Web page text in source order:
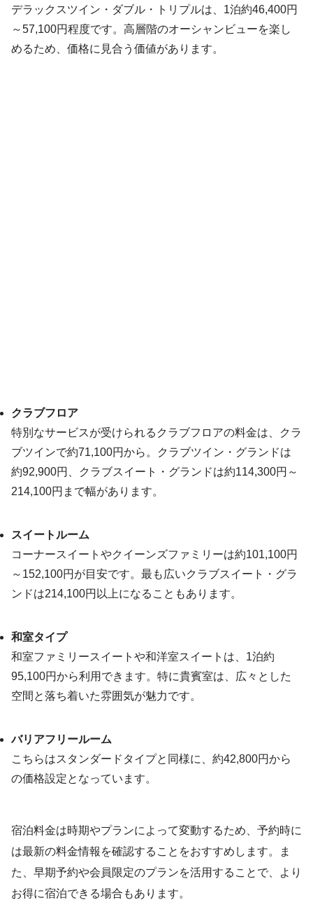
デラックスツイン・ダブル・トリプルは、1泊約46,400円
～57,100円程度です。高層階のオーシャンビューを楽し
めるため、価格に見合う価値があります。
クラブフロア
特別なサービスが受けられるクラブフロアの料金は、クラ
ブツインで約71,100円から。クラブツイン・グランドは
約92,900円、クラブスイート・グランドは約114,300円～
214,100円まで幅があります。
スイートルーム
コーナースイートやクイーンズファミリーは約101,100円
～152,100円が目安です。最も広いクラブスイート・グラ
ンドは214,100円以上になることもあります。
和室タイプ
和室ファミリースイートや和洋室スイートは、1泊約
95,100円から利用できます。特に貴賓室は、広々とした
空間と落ち着いた雰囲気が魅力です。
バリアフリールーム
こちらはスタンダードタイプと同様に、約42,800円から
の価格設定となっています。
宿泊料金は時期やプランによって変動するため、予約時に
は最新の料金情報を確認することをおすすめします。ま
た、早期予約や会員限定のプランを活用することで、より
お得に宿泊できる場合もあります。